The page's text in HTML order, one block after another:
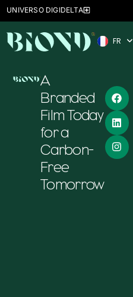
UNIVERSO DIGIDELTA
FR
IT
DE
A
Branded
Film Today
for a
Carbon-
Free
Tomorrow